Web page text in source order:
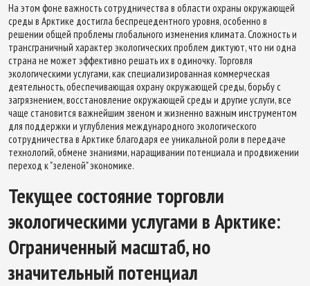
На этом фоне важность сотрудничества в области охраны окружающей
среды в Арктике достигла беспрецедентного уровня, особенно в
решении общей проблемы глобального изменения климата. Сложность и
трансграничный характер экологических проблем диктуют, что ни одна
страна не может эффективно решать их в одиночку. Торговля
экологическими услугами, как специализированная коммерческая
деятельность, обеспечивающая охрану окружающей среды, борьбу с
загрязнением, восстановление окружающей среды и другие услуги, все
чаще становится важнейшим звеном и жизненно важным инструментом
для поддержки и углубления международного экологического
сотрудничества в Арктике благодаря ее уникальной роли в передаче
технологий, обмене знаниями, наращивании потенциала и продвижении
переход к "зеленой" экономике.
Текущее состояние торговли
экологическими услугами в Арктике:
Ограниченный масштаб, но
значительный потенциал